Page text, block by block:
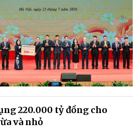
220.000 tỷ đồng cho
và nhỏ